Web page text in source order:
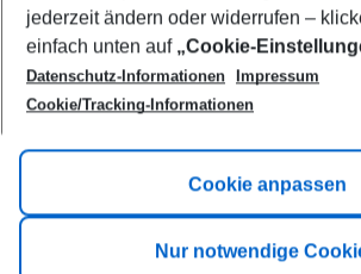
Footer
Footer navigation
Title A
Link A
jederzeit ändern oder widerrufen –
einfach unten auf „Cookie-
Datenschutz-Informationen
Impressum
Cookie/Tracking-Informationen
Cookie anpassen
Nur notwendige